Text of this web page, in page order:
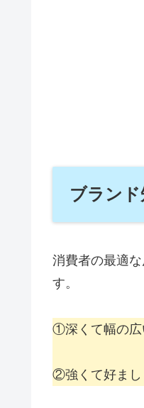
ブラン
消費者の最適
す。
①深くて幅の広
②強くて好まし